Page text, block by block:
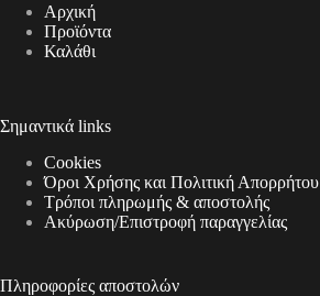
Αρχική
Προϊόντα
Καλάθι
Σημαντικά links
Cookies
Όροι Χρήσης και Πολιτική Απορρήτου
Τρόποι πληρωμής & αποστολής
Aκύρωση/Επιστροφή παραγγελίας
Πληροφορίες αποστολών